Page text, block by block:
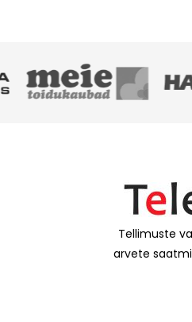
Tellimuste
arvete